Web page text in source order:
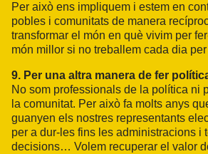
Per això ens impliquem i estem en
pobles i comunitats de manera
transformar el món en què vivim per
món millor si no treballem cada dia
9. Per una altra manera de fer
No som professionals de la política ni
la comunitat. Per això fa molts anys
guanyen els nostres representants
per a dur-les fins les administracions i
decisions… Volem recuperar el valor